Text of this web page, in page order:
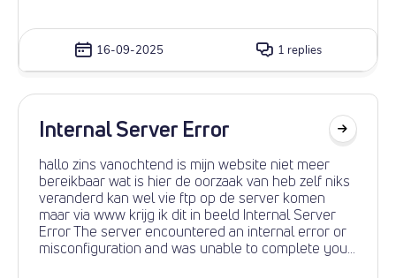
16-09-2025 1 replies
Internal Server Error
hallo zins vanochtend is mijn website niet meer
bereikbaar wat is hier de oorzaak van heb zelf niks
veranderd kan wel vie ftp op de server komen
maar via www krijg ik dit in beeld Internal Server
Error The server encountered an internal error or
misconfiguration and was unable to complete your